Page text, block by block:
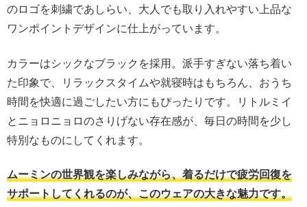
のロゴを刺繍であしらい、大人でも取り入れやすい上品な
ワンポイントデザインに仕上がっています。
カラーはシックなブラックを採用。派手すぎない落ち着い
た印象で、リラックスタイムや就寝時はもちろん、おうち
時間を快適に過ごしたい方にもぴったりです。リトルミイ
とニョロニョロのさりげない存在感が、毎日の時間を少し
特別なものにしてくれます。
ムーミンの世界観を楽しみながら、着るだけで疲労回復を
サポートしてくれるのが、このウェアの大きな魅力です。